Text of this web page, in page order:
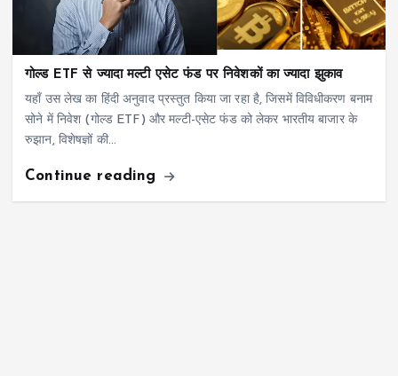
गोल्ड ETF से ज्यादा मल्टी एसेट फंड पर निवेशकों का ज्यादा झुकाव
यहाँ उस लेख का हिंदी अनुवाद प्रस्तुत किया जा रहा है, जिसमें विविधीकरण बनाम
सोने में निवेश (गोल्ड ETF) और मल्टी-एसेट फंड को लेकर भारतीय बाजार के
रुझान, विशेषज्ञों की…
Continue reading